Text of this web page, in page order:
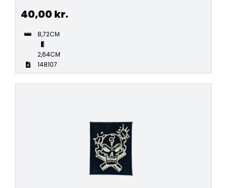
40,00 kr.
8,72CM
2,64CM
148107